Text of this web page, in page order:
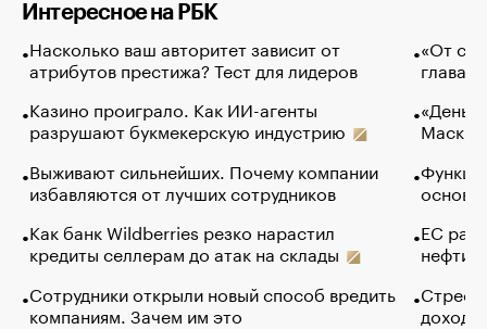
Интересное на РБК
Насколько ваш авторитет зависит от
атрибутов престижа? Тест для лидеров
Казино проиграло. Как ИИ-агенты
разрушают букмекерскую индустрию
Выживают сильнейших. Почему компании
избавляются от лучших сотрудников
Как банк Wildberries резко нарастил
кредиты селлерам до атак на склады
Сотрудники открыли новый способ вредить
компаниям. Зачем им это
«От
глава
Маск в
основ
ЕС
нефти